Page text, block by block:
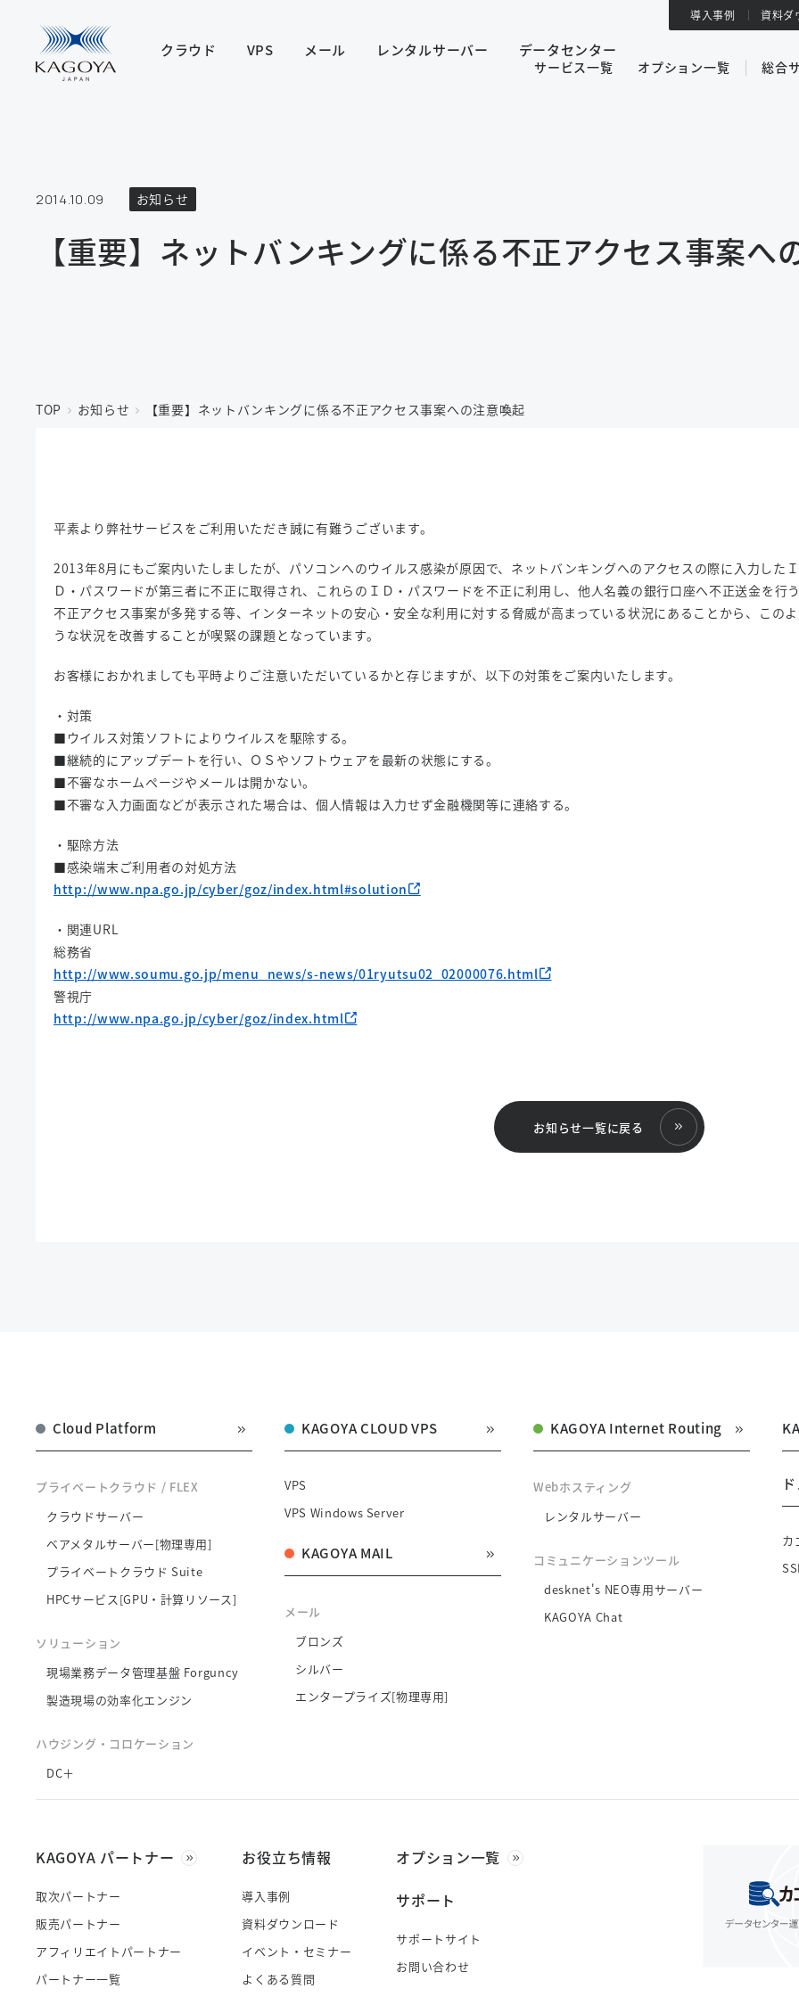
2014.10.09 お知らせ
【重要】ネットバンキングに係る不正アクセス事案へ
TOP お知らせ 【重要】ネットバンキングに係る不正アクセス事案への注意喚起
平素より弊社サービスをご利用いただき誠に有難うございます。
2013年8月にもご案内いたしましたが、パソコンへのウイルス感染が原因で、ネットバンキングへのアクセスの際に入力したＩ
Ｄ・パスワードが第三者に不正に取得され、これらのＩＤ・パスワードを不正に利用し、他人名義の銀行口座へ不正送金を行
不正アクセス事案が多発する等、インターネットの安心・安全な利用に対する脅威が高まっている状況にあることから、このよ
うな状況を改善することが喫緊の課題となっています。
お客様におかれましても平時よりご注意いただいているかと存じますが、以下の対策をご案内いたします。
・対策
■ウイルス対策ソフトによりウイルスを駆除する。
■継続的にアップデートを行い、ＯＳやソフトウェアを最新の状態にする。
■不審なホームページやメールは開かない。
■不審な入力画面などが表示された場合は、個人情報は入力せず金融機関等に連絡する。
・駆除方法
■感染端末ご利用者の対処方法
http://www.npa.go.jp/cyber/goz/index.html#solution
・関連URL
総務省
http://www.soumu.go.jp/menu_news/s-news/01ryutsu02_02000076.html
警視庁
http://www.npa.go.jp/cyber/goz/index.html
お知らせ一覧に戻る
クラウド VPS メール レンタルサーバー データセンター
導入事例 資料ダ
サービス一覧 オプション一覧 総合
Cloud Platform
プライベートクラウド / FLEX
クラウドサーバー
ベアメタルサーバー[物理専用]
プライベートクラウド Suite
HPCサービス[GPU・計算リソース]
ソリューション
現場業務データ管理基盤 Forguncy
製造現場の効率化エンジン
ハウジング・コロケーション
DC＋
KAGOYA CLOUD VPS
VPS
VPS Windows Server
KAGOYA MAIL
メール
ブロンズ
シルバー
エンタープライズ[物理専用]
KAGOYA Internet Routing
Webホスティング
レンタルサーバー
コミュニケーションツール
desknet's NEO専用サーバー
KAGOYA Chat
カ
KAGOYA パートナー
取次パートナー
販売パートナー
アフィリエイトパートナー
パートナー一覧
お役立ち情報
導入事例
資料ダウンロード
イベント・セミナー
よくある質問
オプション一覧
サポート
サポートサイト
お問い合わせ